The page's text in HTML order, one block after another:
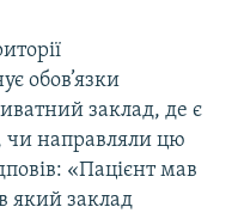
обов’язки
заклад, де є
чи направляли цю
«Пацієнт мав
який заклад